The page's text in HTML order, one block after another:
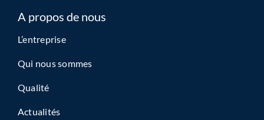
A propos de nous
L’entreprise
Qui nous sommes
Qualité
Actualités